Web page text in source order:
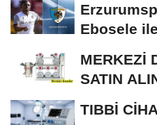
Ebosele
MERKEZİ
SATIN
TIBBİ